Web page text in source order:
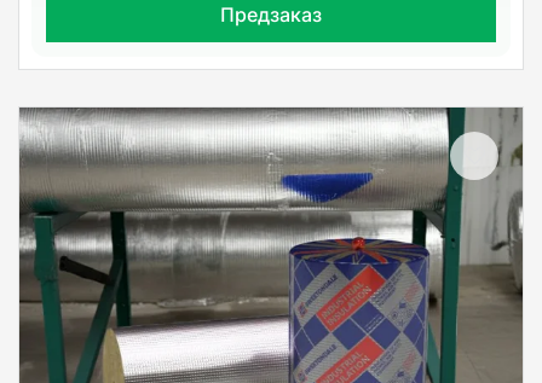
Предзаказ